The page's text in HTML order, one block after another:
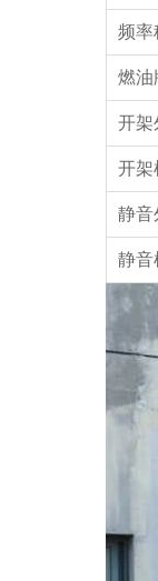
频率
燃油
开架
开架
静音
静音